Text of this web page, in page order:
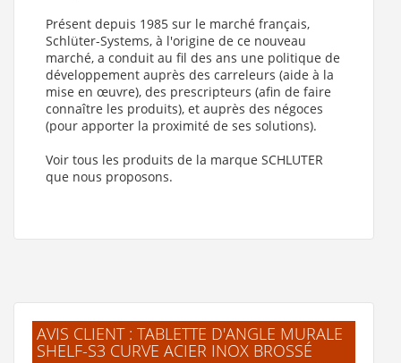
Présent depuis 1985 sur le marché français,
Schlüter-Systems, à l'origine de ce nouveau
marché, a conduit au fil des ans une politique de
développement auprès des carreleurs (aide à la
mise en œuvre), des prescripteurs (afin de faire
connaître les produits), et auprès des négoces
(pour apporter la proximité de ses solutions).
Voir tous les produits de la marque SCHLUTER
que nous proposons.
AVIS CLIENT : TABLETTE D'ANGLE MURALE
SHELF-S3 CURVE ACIER INOX BROSSÉ